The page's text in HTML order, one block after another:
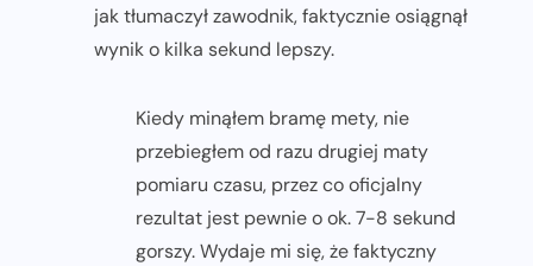
jak tłumaczył zawodnik, faktycznie osiągnął
wynik o kilka sekund lepszy.
Kiedy minąłem bramę mety, nie
przebiegłem od razu drugiej maty
pomiaru czasu, przez co oficjalny
rezultat jest pewnie o ok. 7-8 sekund
gorszy. Wydaje mi się, że faktyczny